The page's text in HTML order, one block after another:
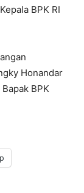
BPK RI
Honandar
BPK